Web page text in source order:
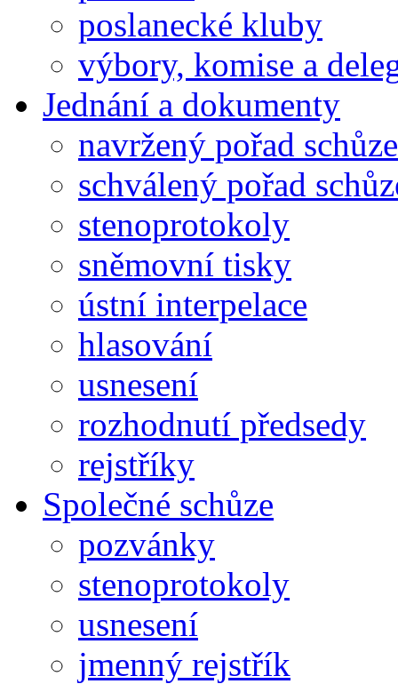
poslanecké kluby
výbory, komise a
Jednání a dokumenty
navržený pořad schůze
schválený pořad
stenoprotokoly
sněmovní tisky
ústní interpelace
hlasování
usnesení
rozhodnutí předsedy
rejstříky
Společné schůze
pozvánky
stenoprotokoly
usnesení
jmenný rejstřík